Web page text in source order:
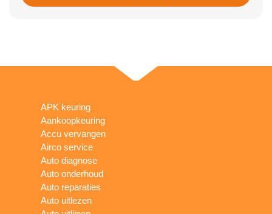
APK keuring
Aankoopkeuring
Accu vervangen
Airco service
Auto diagnose
Auto onderhoud
Auto reparaties
Auto uitlezen